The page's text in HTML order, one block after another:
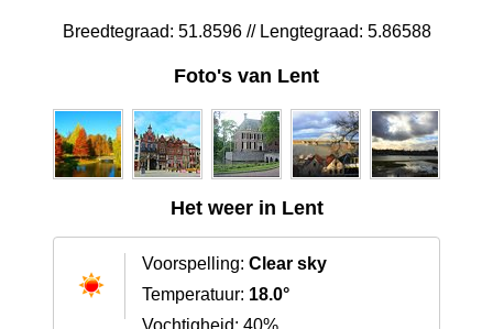
Breedtegraad: 51.8596 // Lengtegraad: 5.86588
Foto's van Lent
Het weer in Lent
Voorspelling: Clear sky
Temperatuur: 18.0°